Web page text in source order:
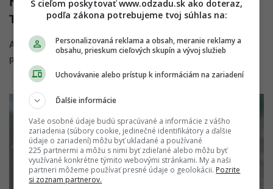
Tento dátum si zapíš, 6. séria bude iná
A je to tu! Televízia Markíza v tlačovej správe, ktorú nám
poskytla, potvrdila návrat obľúbenej ...
S cieľom poskytovať www.odzadu.sk ako doteraz,
podľa zákona potrebujeme tvoj súhlas na:
Personalizovaná reklama a obsah, meranie reklamy a
obsahu, prieskum cieľových skupín a vývoj služieb
Uchovávanie alebo prístup k informáciám na zariadení
Ďalšie informácie
Vaše osobné údaje budú spracúvané a informácie z vášho
zariadenia (súbory cookie, jedinečné identifikátory a ďalšie
údaje o zariadení) môžu byť ukladané a používané
225 partnermi a môžu s nimi byť zdieľané alebo môžu byť
využívané konkrétne týmito webovými stránkami. My a naši
partneri môžeme používať presné údaje o geolokácii. Pozrite
si zoznam partnerov.